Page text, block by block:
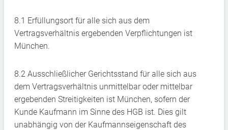
8.1 Erfüllungsort für alle sich aus dem
Vertragsverhältnis ergebenden Verpflichtungen ist
München.
8.2 Ausschließlicher Gerichtsstand für alle sich aus
dem Vertragsverhältnis unmittelbar oder mittelbar
ergebenden Streitigkeiten ist München, sofern der
Kunde Kaufmann im Sinne des HGB ist. Dies gilt
unabhängig von der Kaufmannseigenschaft des